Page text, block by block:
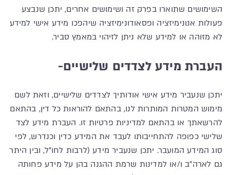
השימושים שתוארו בפרק זה ושימושים אחרים, יתכן שנבצע
פעולות אנונימיזציה ופסאודונימיזציה שיהפכו מידע אישי למידע
לא מזוהה או למידע שלא ניתן לזיהוי במאמץ סביר.
העברת מידע לצדדים שלישיים-
יתכן שנעביר מידע אישי אודותיך לצדדים שלישיים, וזאת לשם
מימוש המטרות המותרות לנו, בהתאם להוראות כל דין, בהתאם
להרשאתך או בהתאם למדיניות פרטיות זו. העברת מידע לצד
שלישי כפופה להתחייבותו לעבד את המידע כדין וכנדרש, לפי
סוג המידע המועבר. יתכן שנעביר מידע (לרבות לחו"ל, ובין היתר
גם לארה"ב ו/או למדינות שרמת ההגנה בהן על מידע פחותה